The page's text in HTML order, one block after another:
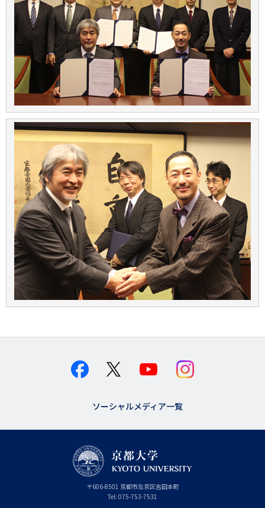
ソーシャルメディア一覧
〒606-8501 京
都
府
京都市左京区吉田本町
Tel: 075-753-7531